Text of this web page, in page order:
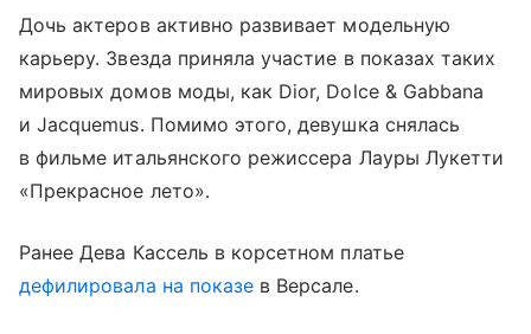
Дочь актеров активно развивает модельную
карьеру. Звезда приняла участие в показах таких
мировых домов моды, как Dior, Dolce & Gabbana
и Jacquemus. Помимо этого, девушка снялась
в фильме итальянского режиссера Лауры Лукетти
«Прекрасное лето».
Ранее Дева Кассель в корсетном платье
дефилировала на показе в Версале.